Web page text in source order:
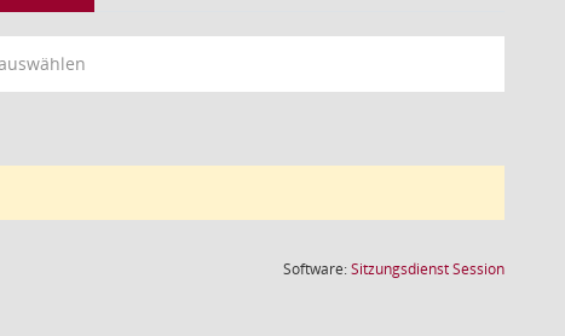
Software:SitzungsdienstSession(Wird in